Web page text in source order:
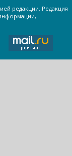
редакции. Редакция